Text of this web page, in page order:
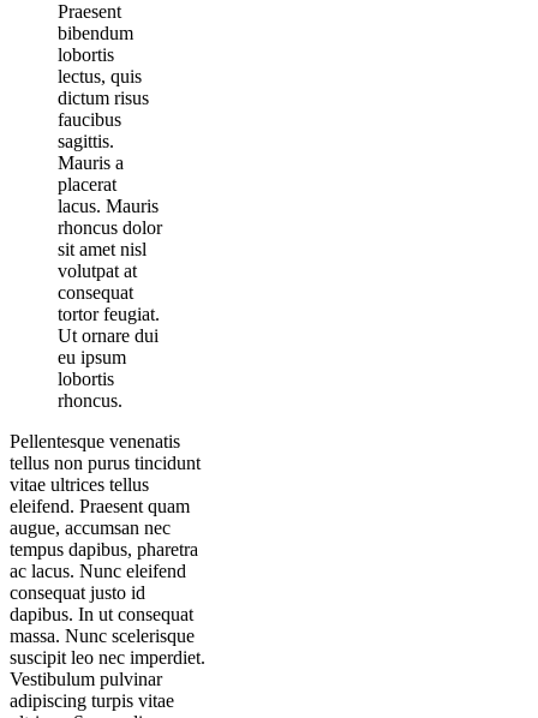
Praesent
bibendum
lobortis
lectus, quis
dictum risus
faucibus
sagittis.
Mauris a
placerat
lacus. Mauris
rhoncus dolor
sit amet nisl
volutpat at
consequat
tortor feugiat.
Ut ornare dui
eu ipsum
lobortis
rhoncus.
Pellentesque venenatis
tellus non purus tincidunt
vitae ultrices tellus
eleifend. Praesent quam
augue, accumsan nec
tempus dapibus, pharetra
ac lacus. Nunc eleifend
consequat justo id
dapibus. In ut consequat
massa. Nunc scelerisque
suscipit leo nec imperdiet.
Vestibulum pulvinar
adipiscing turpis vitae